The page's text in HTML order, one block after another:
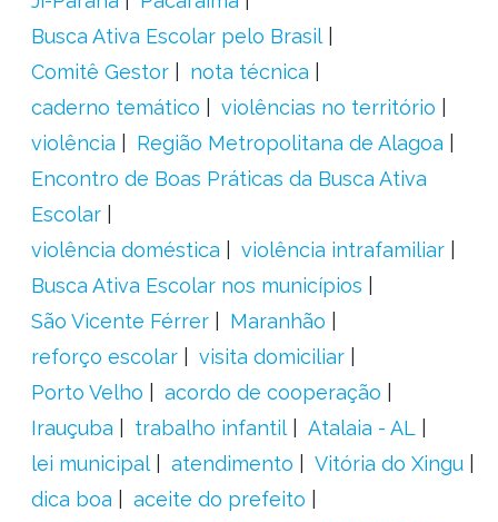
Busca Ativa Escolar pelo Brasil
Comitê Gestor
nota técnica
caderno temático
violências no território
violência
Região Metropolitana de Alagoa
Encontro de Boas Práticas da Busca Ativa
Escolar
violência doméstica
violência intrafamiliar
Busca Ativa Escolar nos municípios
São Vicente Férrer
Maranhão
reforço escolar
visita domiciliar
Porto Velho
acordo de cooperação
Irauçuba
trabalho infantil
Atalaia - AL
lei municipal
atendimento
Vitória do Xingu
dica boa
aceite do prefeito